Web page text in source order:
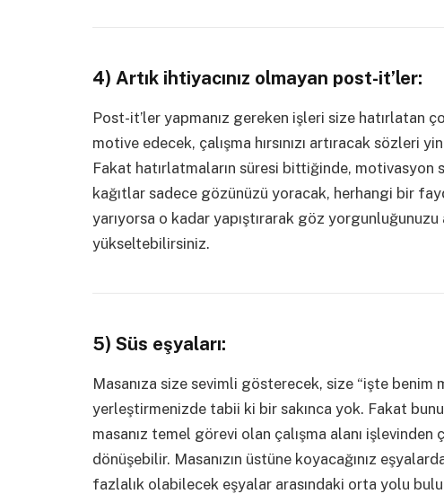
4) Artık ihtiyacınız olmayan post-it’ler:
Post-it’ler yapmanız gereken işleri size hatırlatan
motive edecek, çalışma hırsınızı artıracak sözleri
Fakat hatırlatmaların süresi bittiğinde, motivasyon
kağıtlar sadece gözünüzü yoracak, herhangi bir
yarıyorsa o kadar yapıştırarak göz
yükseltebilirsiniz.
5) Süs eşyaları:
Masanıza size sevimli gösterecek, size “işte benim
yerleştirmenizde tabii ki bir sakınca yok. Fakat
masanız temel görevi olan çalışma alanı işlevinden
dönüşebilir. Masanızın üstüne koyacağınız
fazlalık olabilecek eşyalar arasındaki orta yolu